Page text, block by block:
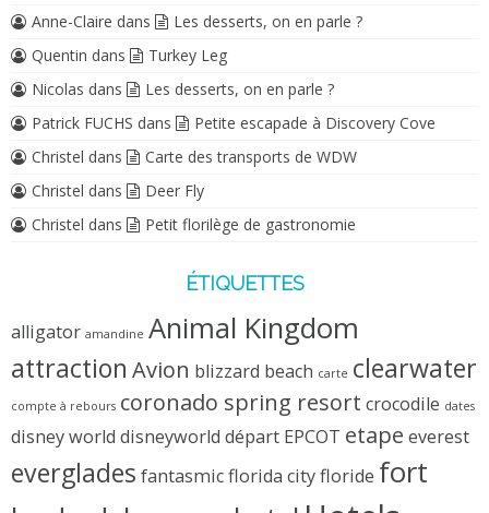
Anne-Claire dans
Les desserts, on en parle ?
Quentin dans
Turkey Leg
Nicolas dans
Les desserts, on en parle ?
Patrick FUCHS dans
Petite escapade à Discovery Cove
Christel dans
Carte des transports de WDW
Christel dans
Deer Fly
Christel dans Petit florilège de gastronomie
ÉTIQUETTES
alligator amandine Animal Kingdom
attraction Avion blizzard beach carte clearwater
compte à rebours coronado spring resort crocodile dates
disney world disneyworld départ EPCOT etape everest
everglades fantasmicflorida cityfloride fort